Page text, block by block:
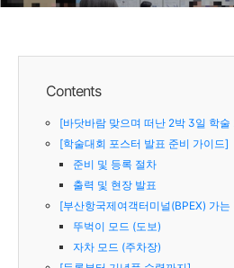
Contents
[바닷바람 맞으며 떠난 2박 3일 학술
[학술대회 포스터 발표 준비 가이드]
준비 및 등록 절차
출력 및 현장 발표
[부산항국제여객터미널(BPEX) 가는
뚜벅이 모드 (도보)
자차 모드 (주차장)